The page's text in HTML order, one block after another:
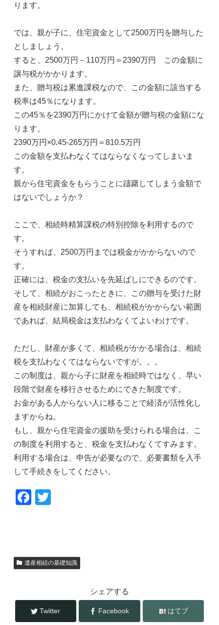
ります。
では、親が子に、住宅資金として2500万円を贈与した
としましょう。
すると、2500万円－110万円＝2390万円 この金額に
譲与税がかかります。
また、贈与税は累進課税なので、この金額に該当する
税率は45％になります。
この45％を2390万円にかけて金額が贈与税の金額にな
ります。
2390万円×0.45-265万円＝810.5万円
この金額を支払わなくてはならなくなってしまいま
す。
親から住宅資金をもらうことに躊躇してしまう金額で
はないでしょうか？
ここで、相続時精算課税の特別控除を利用するので
す。
そうすれば、2500万円までは税金がかからないので
す。
正確には、税金の支払いを先延ばしにできるのです。
そして、相続がおこったときに、この贈与を受けた財
産を相続財産に加算しても、相続税がかからない範囲
であれば、結局税金は支払わなくてよいわけです。
ただし、財産が多くて、相続税がかかる場合は、相続
税を支払わなくてはならないですが。。。
この制度は、親から子に財産を相続時ではなく、早い
段階で財産を移行させるためにできた制度です。
お金がある人からない人に移ることで経済が活性化し
ますからね。
もし、親から住宅資金の援助を受けられる場合は、こ
の制度を利用すると、税金を支払わなくてすみます。
利用する場合は、申告が必要なので、必要書類を入手
して手続きをしてください。
F
b
k
遺産相続の基礎知識
シェアする
Twitter Facebook はてブ